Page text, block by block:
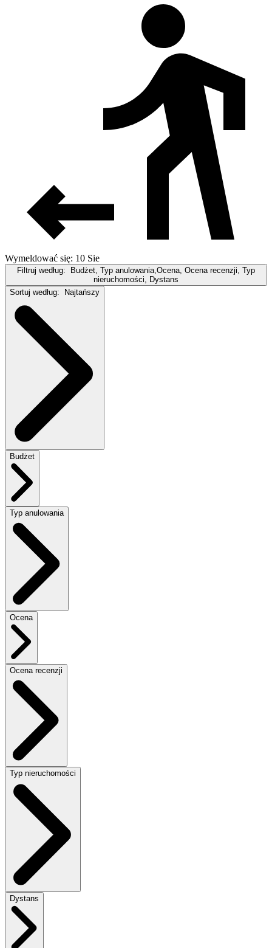
Wymeldować się: 10 Sie
Filtruj według: Budżet, Typ anulowania,Ocena, Ocena recenzji, Typ
nieruchomości, Dystans
Sortuj według: Najtańszy
Budżet
Typ anulowania
Ocena
Ocena recenzji
Typ nieruchomości
Dystans